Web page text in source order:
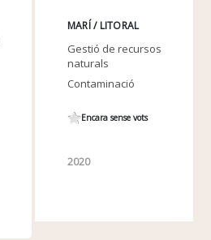
MARÍ / LITORAL
Gestió de recursos
naturals
Contaminació
Encara sense vots
2020